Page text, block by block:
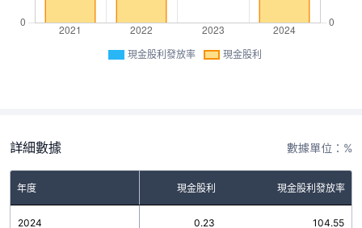
現金股利發放率 現金股利
詳細數據 數據單位：%
年度 現金股利 現金股利發放率
2024 0.23 104.55